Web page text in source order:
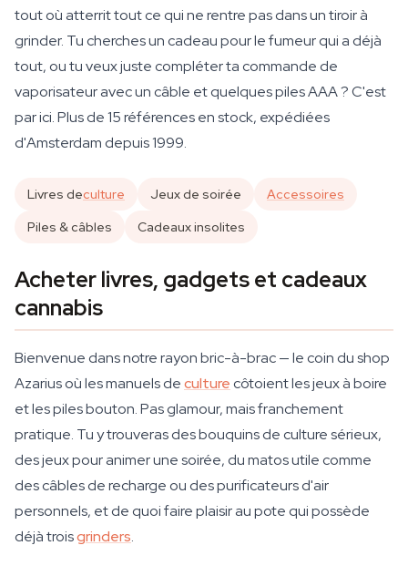
tout où atterrit tout ce qui ne rentre pas dans un tiroir à
grinder. Tu cherches un cadeau pour le fumeur qui a déjà
tout, ou tu veux juste compléter ta commande de
vaporisateur avec un câble et quelques piles AAA ? C'est
par ici. Plus de 15 références en stock, expédiées
d'Amsterdam depuis 1999.
Livres deculture Jeux de soirée
Accessoires
Piles & câbles
Cadeaux insolites
Acheter livres, gadgets et cadeaux
cannabis
Bienvenue dans notre rayon bric-à-brac — le coin du shop
Azarius où les manuels deculture côtoient les jeux à boire
et les piles bouton. Pas glamour, mais franchement
pratique. Tu y trouveras des bouquins de culture sérieux,
des jeux pour animer une soirée, du matos utile comme
des câbles de recharge ou des purificateurs d'air
personnels, et de quoi faire plaisir au pote qui possède
déjà troisgrinders.